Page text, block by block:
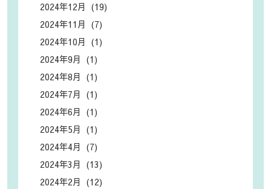
2024年12月 (19)
2024年11月 (7)
2024年10月 (1)
2024年9月 (1)
2024年8月 (1)
2024年7月 (1)
2024年6月 (1)
2024年5月 (1)
2024年4月 (7)
2024年3月 (13)
2024年2月 (12)